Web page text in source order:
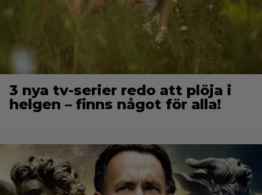
3 nya tv-serier redo att plöja i
helgen – finns något för alla!